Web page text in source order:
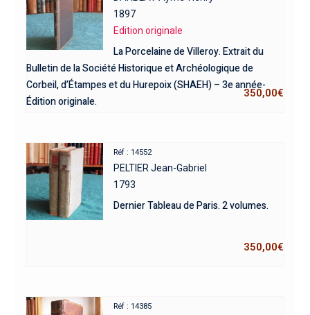
1897
Edition originale
La Porcelaine de Villeroy. Extrait du
Bulletin de la Société Historique et Archéologique de
Corbeil, d’Étampes et du Hurepoix (SHAEH) – 3e année-
Édition originale.
350,00€
Réf : 14552
PELTIER Jean-Gabriel
1793
Dernier Tableau de Paris. 2 volumes.
350,00€
Réf : 14385